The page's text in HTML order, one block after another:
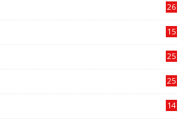
26
15
25
25
14